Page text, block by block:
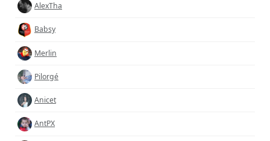
AlexTha
Babsy
Merlin
Pilorgé
Anicet
AntPX